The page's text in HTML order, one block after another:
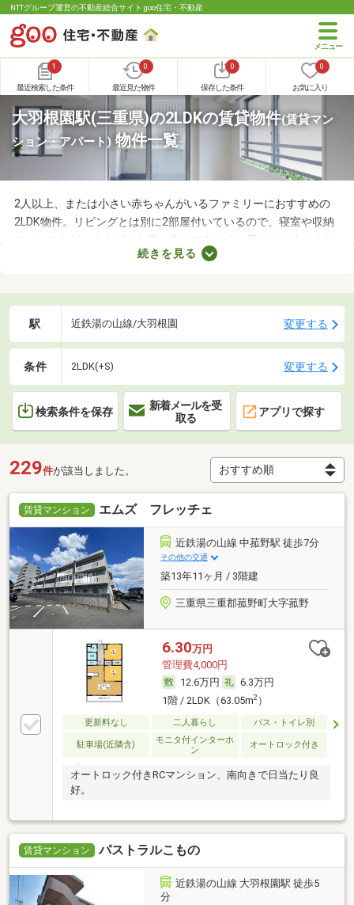
NTTグループ運営の不動産総合サイト goo住宅・不動産
1
最近検索した条件
0
最近見た物件
0
保存した条件
0
お気に入り
大羽根園駅(三重県)の2LDKの賃貸物件(賃貸マン
ション・アパート) 物件一覧
2人以上、または小さい赤ちゃんがいるファミリーにおすすめの
2LDK物件。リビングとは別に2部屋付いているので、寝室や収納
スペースなど、さまざまな使い方ができます。子どもが大きくな
れば子ども部屋にもできるので、長く住めることも魅力です。こ
チェックして、希望にぴったりな物件を見つけましょう。
続きを見る
駅 近鉄湯の山線/大羽根園 変更する
条件 2LDK(+S) 変更する
検索条件を保存
新着メールを受
取る
アプリで探す
229件が該当しました。
賃貸マンション エムズ フレッチェ
近鉄湯の山線 中菰野駅 徒歩7分
その他の交通
築13年11ヶ月 / 3階建
三重県三重郡菰野町大字菰野
6.30万円
管理費4,000円
12.6万円
6.3万円
1階 / 2LDK（63.05m2）
更新料なし 二人暮らし バス・トイレ別
駐車場(近隣含)
モニタ付インターホ
ン
オートロック付き
オートロック付きRCマンション、南向きで日当たり良
好。
賃貸マンション パストラルこもの
近鉄湯の山線 大羽根園駅 徒歩5
分